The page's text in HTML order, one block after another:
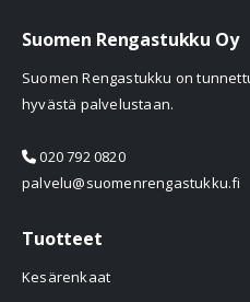
Suomen Rengastukku Oy
Suomen Rengastukku on
hyvästä palvelustaan.
020 792 0820
palvelu@suomenrengastukku.fi
Tuotteet
Kesärenkaat